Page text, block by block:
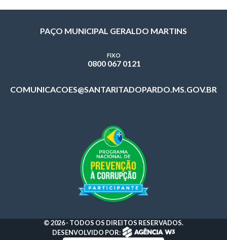
PAÇO MUNICIPAL GERALDO MARTINS
FIXO
0800 067 0121
COMUNICACOES@SANTARITADOPARDO.MS.GOV.BR
© 2026 - TODOS OS DIREITOS RESERVADOS.
DESENVOLVIDO POR: